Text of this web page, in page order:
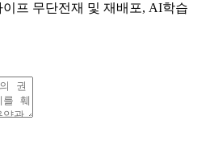
프 무단전재 및 재배포, AI학습